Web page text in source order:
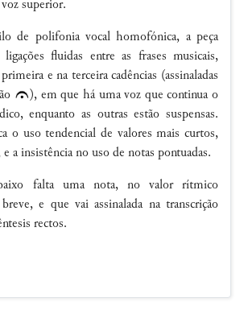
superior.
de polifonia vocal homofónica, a peça
fluidas entre as frases musicais,
e na terceira cadências (assinaladas
), em que há uma voz que continua o
enquanto as outras estão suspensas.
o uso tendencial de valores mais curtos,
a insistência no uso de notas pontuadas.
falta uma nota, no valor rítmico
e que vai assinalada na transcrição
rectos.